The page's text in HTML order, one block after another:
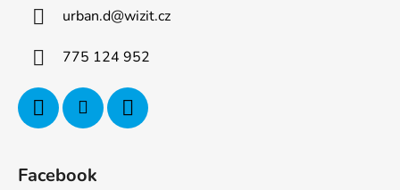
urban.d@wizit.cz
775 124 952
Facebook